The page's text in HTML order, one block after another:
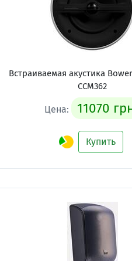
Встраиваемая акустика
CCM362
Цена: 11070
Купить